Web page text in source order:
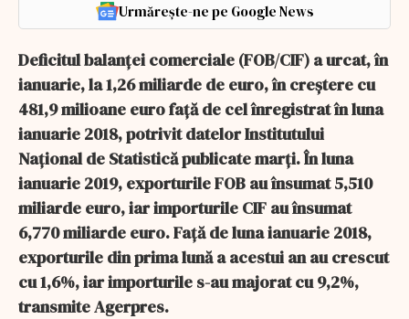
Urmărește-ne pe Google News
Deficitul balanţei comerciale (FOB/CIF) a urcat, în
ianuarie, la 1,26 miliarde de euro, în creştere cu
481,9 milioane euro faţă de cel înregistrat în luna
ianuarie 2018, potrivit datelor Institutului
Naţional de Statistică publicate marţi. În luna
ianuarie 2019, exporturile FOB au însumat 5,510
miliarde euro, iar importurile CIF au însumat
6,770 miliarde euro. Faţă de luna ianuarie 2018,
exporturile din prima lună a acestui an au crescut
cu 1,6%, iar importurile s-au majorat cu 9,2%,
transmite Agerpres.